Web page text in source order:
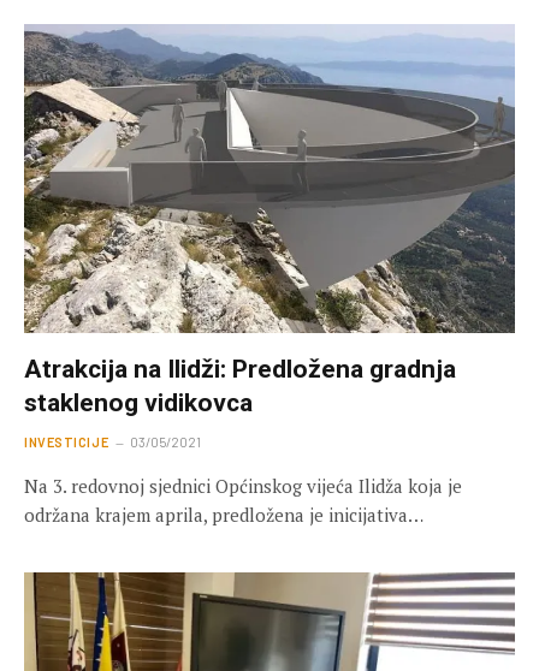
Atrakcija na Ilidži: Predložena gradnja
staklenog vidikovca
INVESTICIJE 03/05/2021
Na 3. redovnoj sjednici Općinskog vijeća Ilidža koja je
održana krajem aprila, predložena je inicijativa…